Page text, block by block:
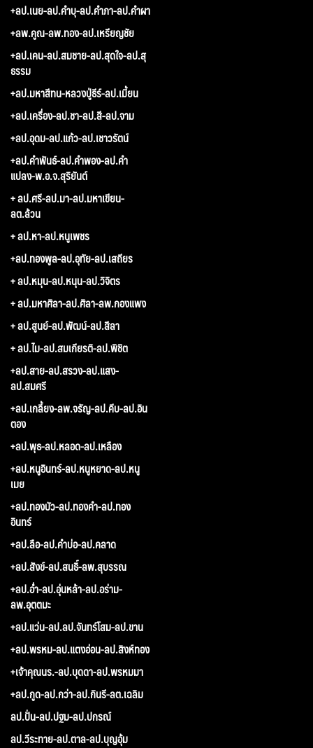
+ลป.เนย-ลป.คำบุ-ลป.คำภา-ลป.คำผา
+ลพ.คูณ-ลพ.ทอง-ลป.เหรียญชัย
+ลป.เคน-ลป.สมชาย-ลป.สุดใจ-ลป.สุ
ธรรม
+ลป.มหาสีทน-หลวงปู่ธีร์-ลป.เมี้ยน
+ลป.เครื่อง-ลป.ชา-ลป.สี-ลป.จาม
+ลป.อุดม-ลป.แก้ว-ลป.เชาวรัตน์
+ลป.คำพันธ์-ลป.คำพอง-ลป.คำ
แปลง-พ.อ.จ.สุริยันต์
+ ลป.ศรี-ลป.มา-ลป.มหาเขียน-
ลต.ล้วน
+ ลป.หา-ลป.หนูเพชร
+ลป.ทองพูล-ลป.อุทัย-ลป.เสถียร
+ ลป.หมุน-ลป.หนุน-ลป.วิจิตร
+ ลป.มหาศิลา-ลป.ศิลา-ลพ.กองแพง
+ ลป.สูนย์-ลป.พัฒน์-ลป.สีลา
+ ลป.ไม-ลป.สมเกียรติ-ลป.พิชิต
+ลป.สาย-ลป.สรวง-ลป.แสง-
ลป.สมศรี
+ลป.เกลี้ยง-ลพ.จรัญ-ลป.คีบ-ลป.อิน
ตอง
+ลป.พุธ-ลป.หลอด-ลป.เหลือง
+ลป.หนูอินทร์-ลป.หนูหยาด-ลป.หนู
เมย
+ลป.ทองบัว-ลป.ทองคำ-ลป.ทอง
อินทร์
+ลป.ลือ-ลป.คำบ่อ-ลป.คลาด
+ลป.สังข์-ลป.สนธิ์-ลพ.สุบรรณ
+ลป.อ่ำ-ลป.อุ่นหล้า-ลป.อร่าม-
ลพ.อุตตมะ
+ลป.แว่น-ลป.ลป.จันทร์โสม-ลป.ขาน
+ลป.พรหม-ลป.แตงอ่อน-ลป.สิงห์ทอง
+เจ้าคุณนร.-ลป.บุดดา-ลป.พรหมมา
+ลป.กูด-ลป.กว่า-ลป.กินรี-ลต.เฉลิม
ลป.ปั่น-ลป.ปฐม-ลป.ปกรณ์
ลป.วีระทาย-ลป.ตาล-ลป.บุญอุ้ม